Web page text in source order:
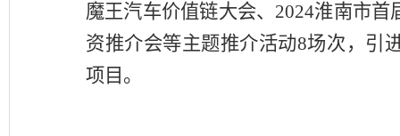
魔王汽车价值链大会、 2024淮南市首
资推介会等主题推介活动8场次，引
项目。